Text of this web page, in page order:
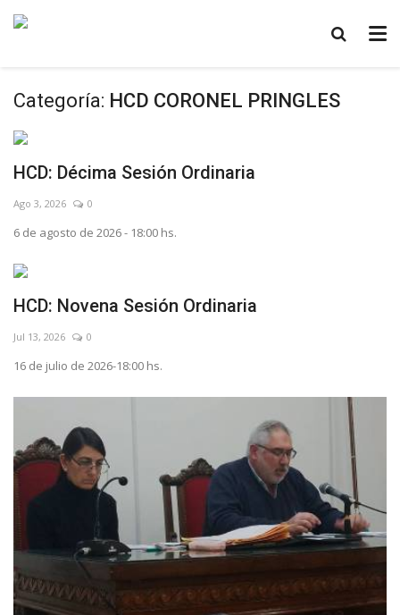
Categoría: HCD CORONEL PRINGLES
HCD: Décima Sesión Ordinaria
Ago 3, 2026 0
6 de agosto de 2026 - 18:00 hs.
HCD: Novena Sesión Ordinaria
Jul 13, 2026 0
16 de julio de 2026-18:00 hs.